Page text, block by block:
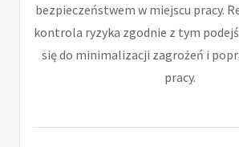
bezpieczeństwem w miejscu pracy.
kontrola ryzyka zgodnie z tym
się do minimalizacji zagrożeń i
pracy.